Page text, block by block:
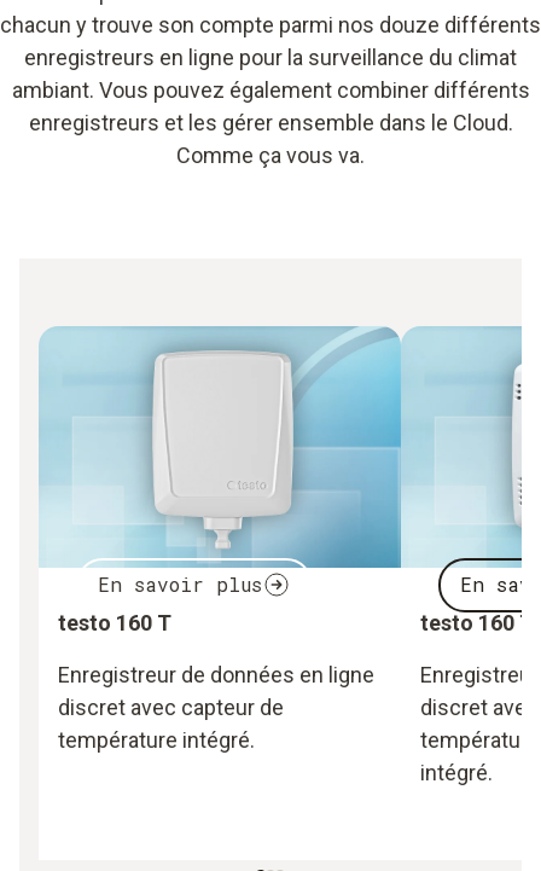
chacun y trouve son compte parmi nos douze différents
enregistreurs en ligne pour la surveillance du climat
ambiant. Vous pouvez également combiner différents
enregistreurs et les gérer ensemble dans le Cloud.
Comme ça vous va.
En savoir plus
testo 160 T
Enregistreur de données en ligne
discret avec capteur de
température intégré.
En
testo 160
discret
intégré.